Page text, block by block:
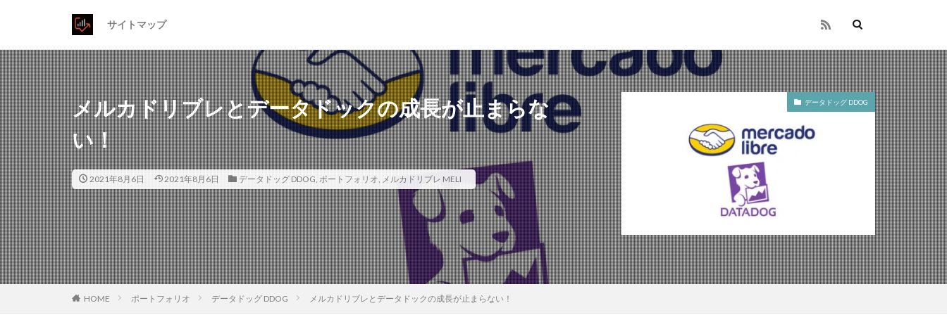
サイトマップ
メルカドリブレとデータドックの成長が止まらな
い！
2021年8月6日 2021年8月6日 データドッグ DDOG, ポートフォリオ, メルカドリブレ MELI
データドッグ DDOG
HOME ポートフォリオ データドッグ DDOG メルカドリブレとデータドックの成長が止まらない！